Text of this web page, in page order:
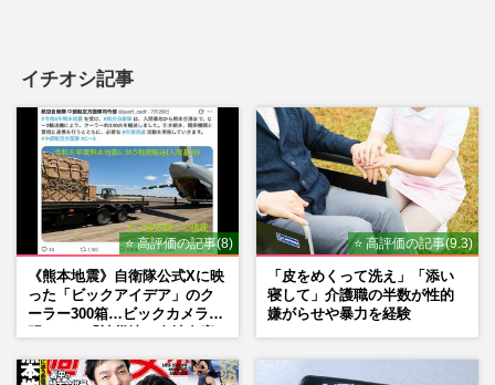
イチオシ記事
⭐ 高評価の記事(8)
《熊本地震》自衛隊公式Xに映
った「ビックアイデア」のク
ーラー300箱…ビックカメラが
⭐ 高評価の記事(9.3)
「皮をめくって洗え」「添い
寝して」介護職の半数が性的
嫌がらせや暴力を経験